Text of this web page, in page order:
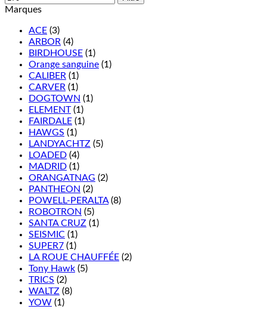
Marques
ACE (3)
ARBOR (4)
BIRDHOUSE (1)
Orange sanguine (1)
CALIBER (1)
CARVER (1)
DOGTOWN (1)
ELEMENT (1)
FAIRDALE (1)
HAWGS (1)
LANDYACHTZ (5)
LOADED (4)
MADRID (1)
ORANGATNAG (2)
PANTHEON (2)
POWELL-PERALTA (8)
ROBOTRON (5)
SANTA CRUZ (1)
SEISMIC (1)
SUPER7 (1)
LA ROUE CHAUFFÉE (2)
Tony Hawk (5)
TRICS (2)
WALTZ (8)
YOW (1)